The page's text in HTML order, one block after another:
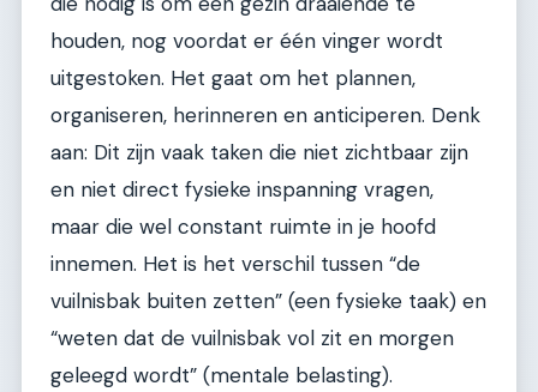
houden, nog voordat er één vinger wordt
uitgestoken. Het gaat om het plannen,
organiseren, herinneren en anticiperen. Denk
aan: Dit zijn vaak taken die niet zichtbaar zijn
en niet direct fysieke inspanning vragen,
maar die wel constant ruimte in je hoofd
innemen. Het is het verschil tussen “de
vuilnisbak buiten zetten” (een fysieke taak) en
“weten dat de vuilnisbak vol zit en morgen
geleegd wordt” (mentale belasting).